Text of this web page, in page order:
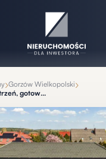
›Gorzów Wielkopolski›
Nowoczesna przestrzeń, gotowy dom z dużym ogrodem, Chwalęcice